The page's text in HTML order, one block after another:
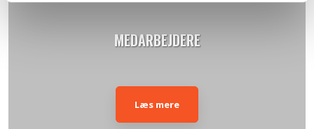
MEDARBEJDERE
Læs mere​